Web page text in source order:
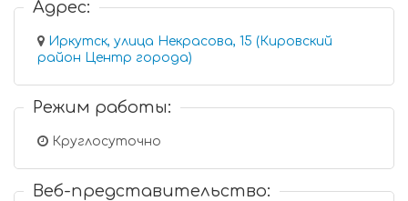
Адрес:
Иркутск, улица Некрасова, 15 (Кировский
район Центр города)
Режим работы:
Круглосуточно
Веб-представительство: